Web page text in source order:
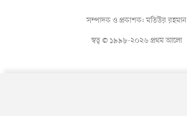
স্বত্ব © ১৯৯৮-২০২৬ প্রথম আলো
সম্পাদক ও প্রকাশক: মতিউর রহমান